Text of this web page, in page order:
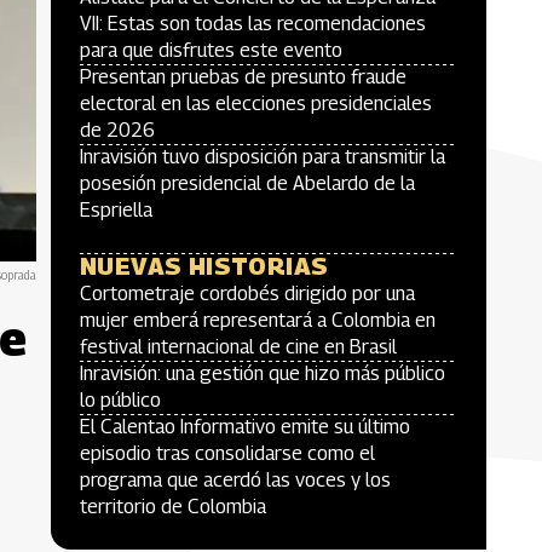
VII: Estas son todas las recomendaciones
para que disfrutes este evento
Presentan pruebas de presunto fraude
electoral en las elecciones presidenciales
de 2026
Inravisión tuvo disposición para transmitir la
posesión presidencial de Abelardo de la
Espriella
NUEVAS HISTORIAS
Cortometraje cordobés dirigido por una
mujer emberá representará a Colombia en
festival internacional de cine en Brasil
Inravisión: una gestión que hizo más público
lo público
El Calentao Informativo emite su último
episodio tras consolidarse como el
programa que acerdó las voces y los
territorio de Colombia